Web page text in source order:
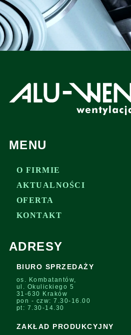
MENU
O FIRMIE
AKTUALNOŚCI
OFERTA
KONTAKT
ADRESY
BIURO SPRZEDAŻY
os. Kombatantów,
ul. Okulickiego 5
31-630 Kraków
pon - czw: 7.30-16.00
pt: 7.30-14.30
ZAKŁAD PRODUKCYJNY